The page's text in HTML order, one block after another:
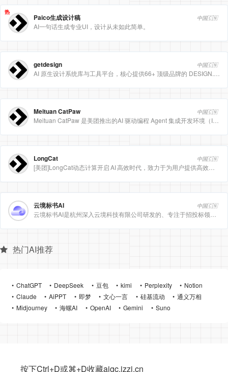
热
Paico生成设计稿 中国🇨🇳
AI一句话生成专业UI，设计从未如此简单。
getdesign 中国🇨🇳
Meituan CatPaw 中国🇨🇳
LongCat 中国🇨🇳
云境标书AI 中国🇨🇳
热门AI推荐
ChatGPT DeepSeek 豆包 kimi Perplexity
Notion
Claude
AiPPT 即梦 文心一言 硅基流动
通义万相
Midjourney
海螺AI OpenAI Gemini Suno
按下Ctrl+D或⌘+D收藏aigc.izzi.cn